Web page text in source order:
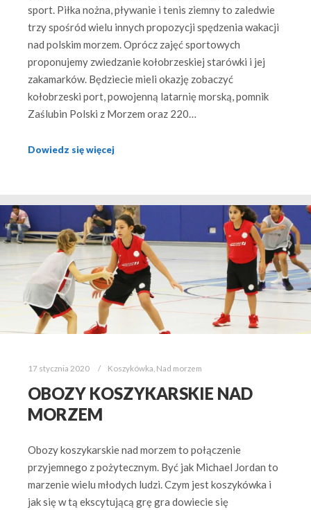
sport. Piłka nożna, pływanie i tenis ziemny to zaledwie
trzy spośród wielu innych propozycji spędzenia wakacji
nad polskim morzem. Oprócz zajęć sportowych
proponujemy zwiedzanie kołobrzeskiej starówki i jej
zakamarków. Będziecie mieli okazję zobaczyć
kołobrzeski port, powojenną latarnię morską, pomnik
Zaślubin Polski z Morzem oraz 220…
Dowiedz się więcej
17 stycznia 2020 Koszykówka Nad morzem
OBOZY KOSZYKARSKIE NAD
MORZEM
Obozy koszykarskie nad morzem to połączenie
przyjemnego z pożytecznym. Być jak Michael Jordan to
marzenie wielu młodych ludzi. Czym jest koszykówka i
jak się w tą ekscytującą grę gra dowiecie się